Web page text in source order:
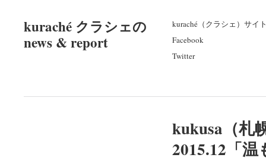
kuraché クラシェの
news & report
kuraché（クラシェ）サイ
Facebook
Twitter
kukusa（札
2015.12「